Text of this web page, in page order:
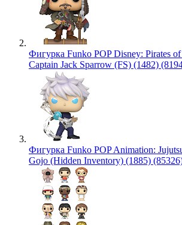
Фигурка Funko POP Disney: Pirates
Captain Jack Sparrow (FS) (1482)
Фигурка Funko POP Animation:
Gojo (Hidden Inventory) (1885)